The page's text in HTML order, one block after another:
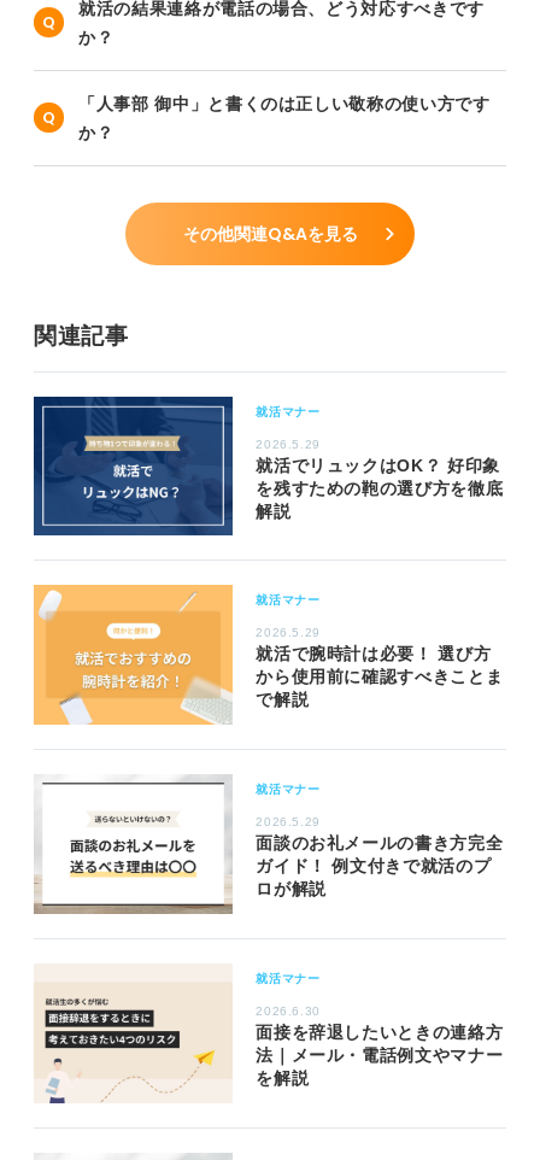
就活の結果連絡が電話の場合、どう対応すべきです
か？
「人事部 御中」と書くのは正しい敬称の使い方です
か？
その他関連Q&Aを見る
関連記事
就活マナー
2026.5.29
就活でリュックはOK？ 好印象
を残すための鞄の選び方を徹底
解説
就活マナー
2026.5.29
就活で腕時計は必要！ 選び方
から使用前に確認すべきことま
で解説
就活マナー
2026.5.29
面談のお礼メールの書き方完全
ガイド！ 例文付きで就活のプ
ロが解説
就活マナー
2026.6.30
面接を辞退したいときの連絡方
法｜メール・電話例文やマナー
を解説